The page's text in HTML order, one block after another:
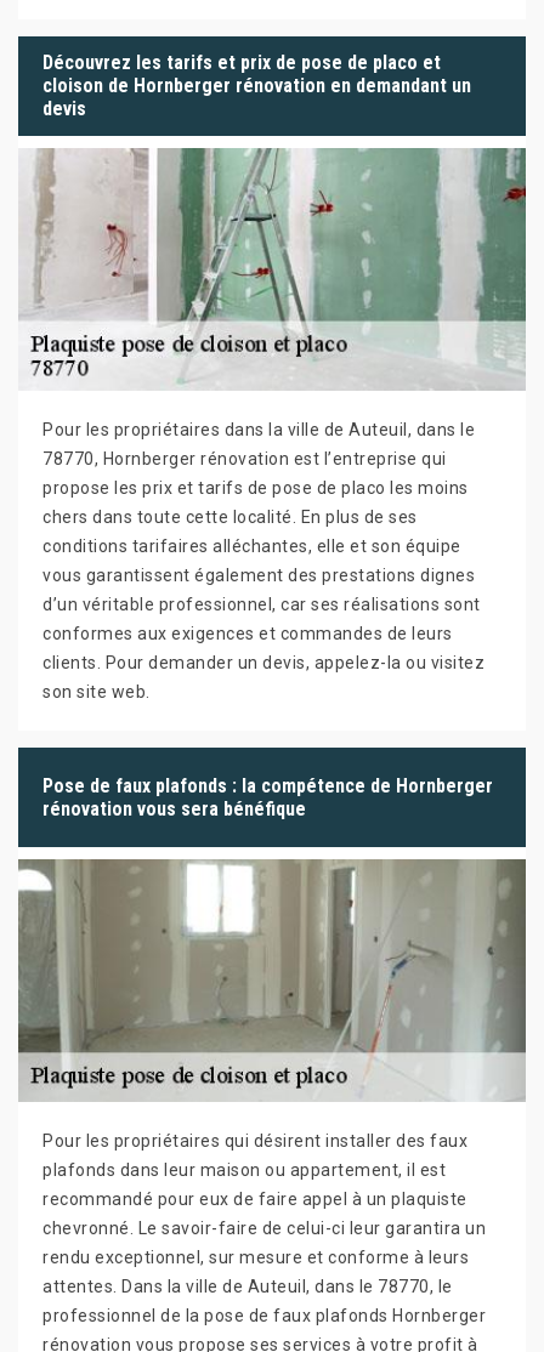
Découvrez les tarifs et prix de pose de placo et
cloison de Hornberger rénovation en demandant un
devis
Pour les propriétaires dans la ville de Auteuil, dans le
78770, Hornberger rénovation est l’entreprise qui
propose les prix et tarifs de pose de placo les moins
chers dans toute cette localité. En plus de ses
conditions tarifaires alléchantes, elle et son équipe
vous garantissent également des prestations dignes
d’un véritable professionnel, car ses réalisations sont
conformes aux exigences et commandes de leurs
clients. Pour demander un devis, appelez-la ou visitez
son site web.
Pose de faux plafonds : la compétence de Hornberger
rénovation vous sera bénéfique
Pour les propriétaires qui désirent installer des faux
plafonds dans leur maison ou appartement, il est
recommandé pour eux de faire appel à un plaquiste
chevronné. Le savoir-faire de celui-ci leur garantira un
rendu exceptionnel, sur mesure et conforme à leurs
attentes. Dans la ville de Auteuil, dans le 78770, le
professionnel de la pose de faux plafonds Hornberger
rénovation vous propose ses services à votre profit à